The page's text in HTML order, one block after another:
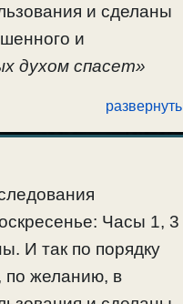
и сделаны
и
духом спасет»
развернуть
Часы 1, 3
И так по порядку
по желанию, в